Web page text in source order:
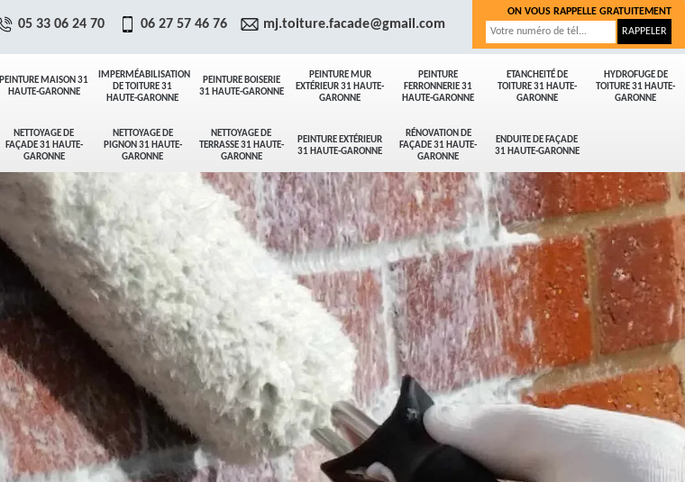
PEINTURE MAISON 31
HAUTE-GARONNE
IMPERMÉABILISATION
DE TOITURE 31
HAUTE-GARONNE
PEINTURE BOISERIE
31 HAUTE-GARONNE
PEINTURE MUR
EXTÉRIEUR 31 HAUTE-
GARONNE
PEINTURE
FERRONNERIE 31
HAUTE-GARONNE
ETANCHEITÉ DE
TOITURE 31 HAUTE-
GARONNE
HYDROFUGE DE
TOITURE 31 HAUTE-
GARONNE
NETTOYAGE DE
FAÇADE 31 HAUTE-
GARONNE
NETTOYAGE DE
PIGNON 31 HAUTE-
GARONNE
NETTOYAGE DE
TERRASSE 31 HAUTE-
GARONNE
PEINTURE EXTÉRIEUR
31 HAUTE-GARONNE
RÉNOVATION DE
FAÇADE 31 HAUTE-
GARONNE
ENDUITE DE FAÇADE
31 HAUTE-GARONNE
05 33 06 24 70 06 27 57 46 76 mj.toiture.facade@gmail.com
ON VOUS RAPPELLE GRATUITEMENT